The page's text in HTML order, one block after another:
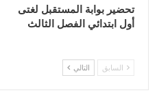
تحضير بوابة المستقبل لغتى
أول ابتدائي الفصل الثالث
السابق التالي